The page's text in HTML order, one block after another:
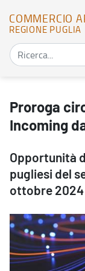
COMMERCIO
REGIONE PUGLIA
Proroga
Incoming
Opportunità
pugliesi del
ottobre 2024